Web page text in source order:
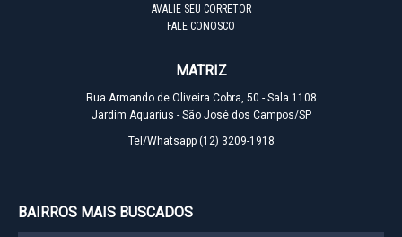
AVALIE SEU CORRETOR
FALE CONOSCO
MATRIZ
Rua Armando de Oliveira Cobra, 50 - Sala 1108
Jardim Aquarius - São José dos Campos/SP
Tel/Whatsapp (12) 3209-1918
BAIRROS MAIS BUSCADOS